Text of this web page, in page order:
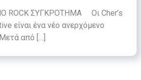
ROCK ΣΥΓΚΡΟΤΗΜΑ Oι Cher’s
είναι ένα νέο ανερχόμενο
από […]